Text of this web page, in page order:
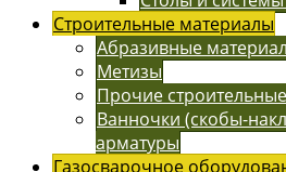
Строительные материалы
Абразивные
Метизы
Прочие
Ванночки (скобы-
арматуры
Газосварочное